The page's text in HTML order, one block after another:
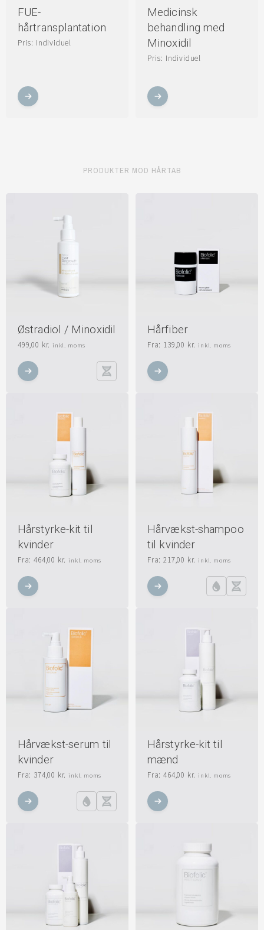
FUE-
hårtransplantation
Pris: Individuel
Medicinsk
behandling med
Minoxidil
Pris: Individuel
PRODUKTER MOD HÅRTAB
Østradiol / Minoxidil
499,00 kr. inkl. moms
Hårfiber
Fra: 139,00 kr. inkl. moms
Hårstyrke-kit til
kvinder
Fra:464,00 kr. inkl. moms
Hårvækst-shampoo
til kvinder
Fra:217,00 kr. inkl. moms
Hårvækst-serum til
kvinder
Fra: 374,00 kr. inkl. moms
Hårstyrke-kit til
mænd
Fra:464,00 kr. inkl. moms